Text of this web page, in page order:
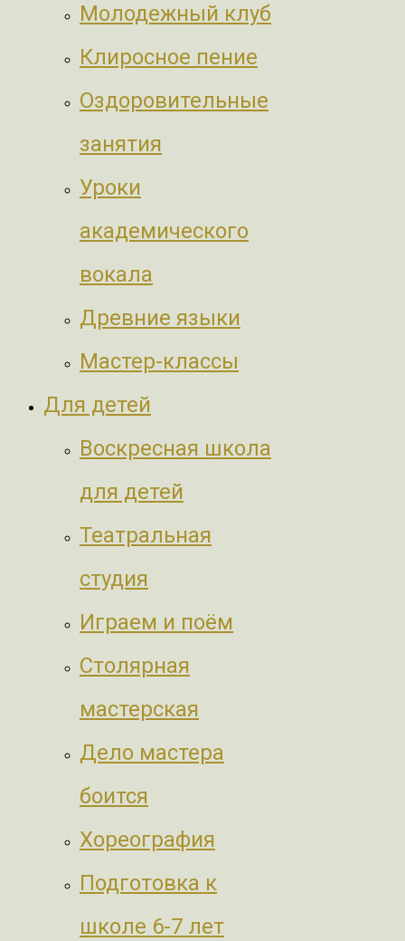
Молодежный клуб
Клиросное пение
Оздоровительные
занятия
Уроки
академического
вокала
Древние языки
Мастер-классы
Для детей
Воскресная школа
для детей
Театральная
студия
Играем и поём
Столярная
мастерская
Дело мастера
боится
Хореография
Подготовка к
школе 6-7 лет